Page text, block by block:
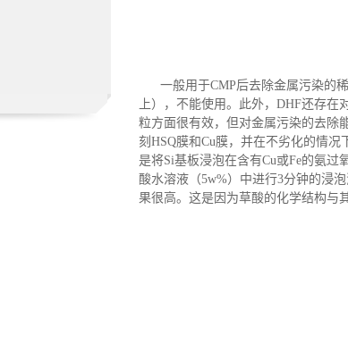
一般用于CMP后去除金属污染的
上），不能使用。此外，DHF还存
粒方面很有效，但对金属污染的去除
刻HSQ膜和Cu膜，并在不劣化的情
是将Si基板浸泡在含有Cu或Fe的氨
酸水溶液（5w%）中进行3分钟的浸
果很高。这是因为草酸的化学结构与